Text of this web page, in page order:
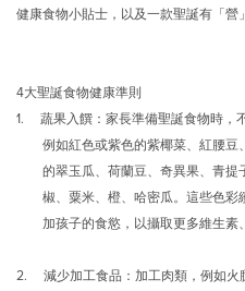
健康食物小貼士，以及一款聖誕有「營
4大聖誕食物健康準則
1. 蔬果入饌：家長準備聖誕食物時，
例如紅色或紫色的紫椰菜、紅腰
的翠玉瓜、荷蘭豆、奇異果、青
椒、粟米、橙、哈密瓜。這些色
加孩子的食慾，以攝取更多維生素
2. 減少加工食品：加工肉類，例如火